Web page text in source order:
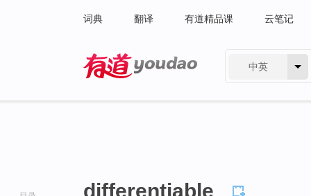
词典 翻译 有道精品课 云笔记
中英
differentiable